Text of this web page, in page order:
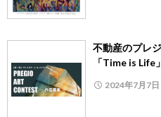
不動産のプレ
「Time is
2024年7月7日